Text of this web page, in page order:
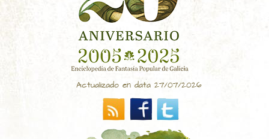
Actualizado en data 27/07/2026